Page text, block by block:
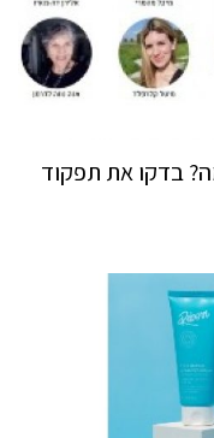
בדקו את תפקוד